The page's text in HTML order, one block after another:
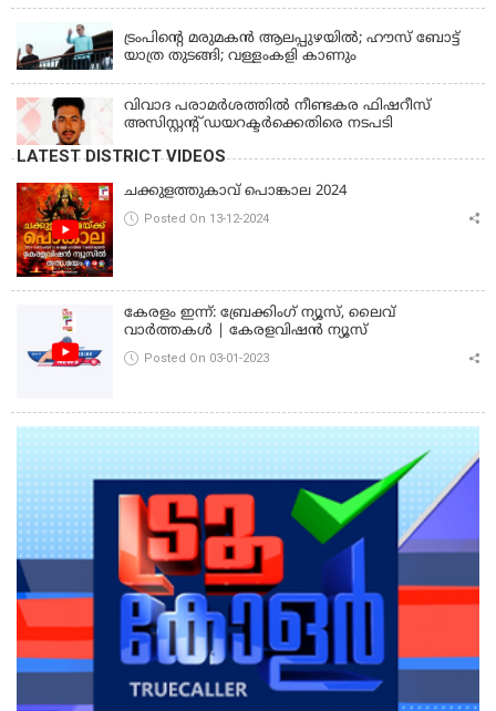
ട്രംപിന്റെ മരുമകന്‍ ആലപ്പുഴയില്‍; ഹൗസ് ബോട്ട്
യാത്ര തുടങ്ങി; വള്ളംകളി കാണും
വിവാദ പരാമര്‍ശത്തില്‍ നീണ്ടകര ഫിഷറീസ്
അസിസ്റ്റന്റ് ഡയറക്ടര്‍ക്കെതിരെ നടപടി
LATEST DISTRICT VIDEOS
ചക്കുളത്തുകാവ് പൊങ്കാല 2024
Posted On 13-12-2024
കേരളം ഇന്ന്: ബ്രേക്കിംഗ് ന്യൂസ്, ലൈവ്
വാർത്തകൾ | കേരളവിഷൻ ന്യൂസ്
Posted On 03-01-2023